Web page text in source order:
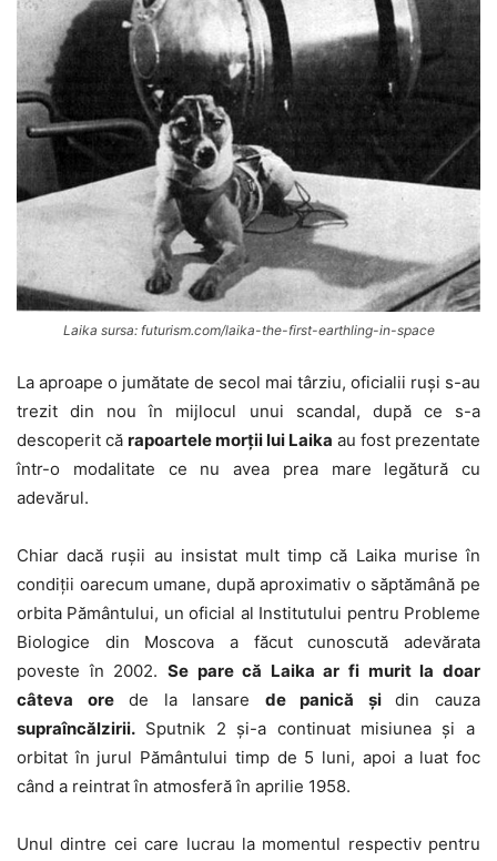
Laika sursa: futurism.com/laika-the-first-earthling-in-space
La aproape o jumătate de secol mai târziu, oficialii ruși s-au
trezit din nou în mijlocul unui scandal, după ce s-a
descoperit că rapoartele morții lui Laika au fost prezentate
într-o modalitate ce nu avea prea mare legătură cu
adevărul.
Chiar dacă rușii au insistat mult timp că Laika murise în
condiții oarecum umane, după aproximativ o săptămână pe
orbita Pământului, un oficial al Institutului pentru Probleme
Biologice din Moscova a făcut cunoscută adevărata
poveste în 2002. Se pare că Laika ar fi murit la doar
câteva orede la lansare de panică șidin cauza
supraîncălzirii. Sputnik 2 și-a continuat misiunea și a
orbitat în jurul Pământului timp de 5 luni, apoi a luat foc
când a reintrat în atmosferă în aprilie 1958.
Unul dintre cei care lucrau la momentul respectiv pentru